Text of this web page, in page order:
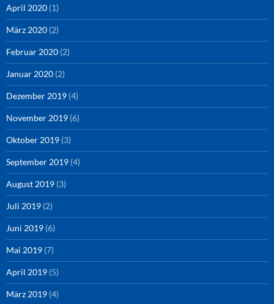
April 2020 (1)
März 2020 (2)
Februar 2020 (2)
Januar 2020 (2)
Dezember 2019 (4)
November 2019 (6)
Oktober 2019 (3)
September 2019 (4)
August 2019 (3)
Juli 2019 (2)
Juni 2019 (6)
Mai 2019 (7)
April 2019 (5)
März 2019 (4)